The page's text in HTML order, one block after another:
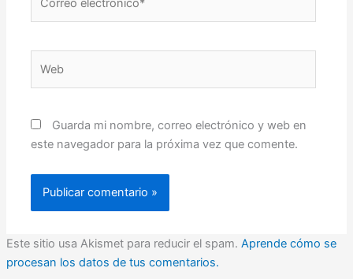
Guarda mi nombre, correo electrónico y web en
este navegador para la próxima vez que comente.
Este sitio usa Akismet para reducir el spam. Aprende cómo se
procesan los datos de tus comentarios.